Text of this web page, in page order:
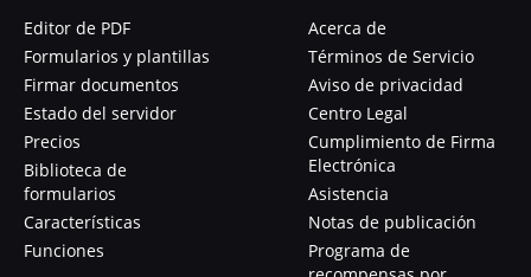
Editor de PDF
Formularios y plantillas
Firmar documentos
Estado del servidor
Precios
Biblioteca de
formularios
Características
Funciones
Acerca de
Términos de Servicio
Aviso de privacidad
Centro Legal
Cumplimiento de Firma
Electrónica
Asistencia
Notas de publicación
Programa de